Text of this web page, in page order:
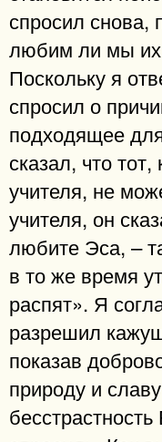
спросил
любим ли мы их
Поскольку я
спросил о
подходящее
сказал, что
учителя, не
учителя, он
любите Эса, –
в то же время
распят». Я
разрешил
показав
природу и